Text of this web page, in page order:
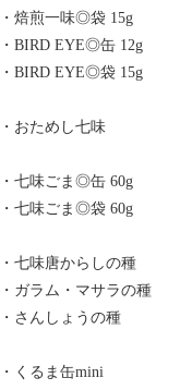
・焙煎一味◎袋 15g
・BIRD EYE◎缶 12g
・BIRD EYE◎袋 15g
・おためし七味
・七味ごま◎缶 60g
・七味ごま◎袋 60g
・七味唐からしの種
・ガラム・マサラの種
・さんしょうの種
・くるま缶mini